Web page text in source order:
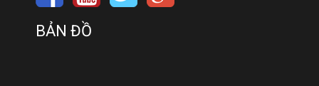
BẢN ĐỒ